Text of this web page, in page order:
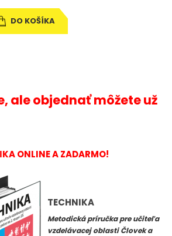
DO KOŠÍKA
ale objednať môžete už
ONLINE A ZADARMO!
TECHNIKA
Metodická príručka pre učiteľa
vzdelávacej oblasti Človek a